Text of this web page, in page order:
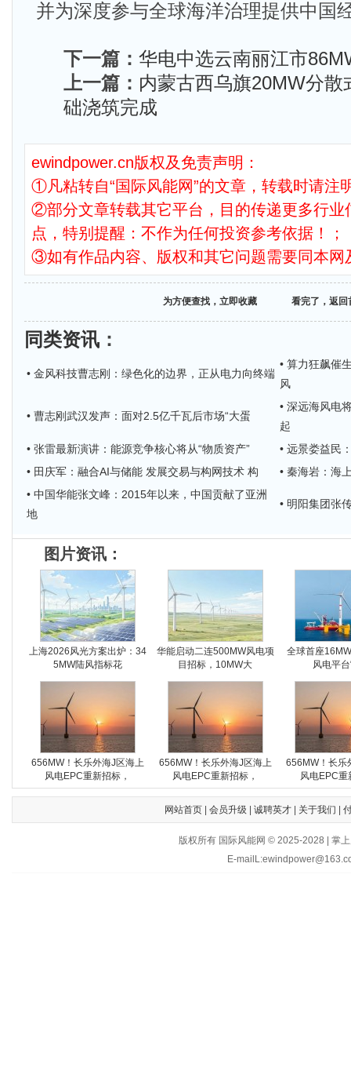
并为深度参与全球海洋治理提供中国
下一篇： 华电中选云南丽江市
上一篇： 内蒙古西乌旗20MW分散
础浇筑完成
ewindpower.cn版权及免责声明：
①凡粘转自“国际风能网”的文章，转载时请注
②部分文章转载其它平台，目的传递更多行业
点，特别提醒：不作为任何投资参考依据！；
③如有作品内容、版权和其它问题需要同本网
为方便查找，立即收藏 看完了，返回
同类资讯 ：
• 金风科技曹志刚：绿色化的边界，正从电力向终端
• 算力狂飙催
风
• 曹志刚武汉发声：面对2.5亿千瓦后市场“大蛋
• 深远海风电
起
• 张雷最新演讲：能源竞争核心将从“物质资产”
• 远景娄益民
• 田庆军：融合AI与储能 发展交易与构网技术 构
• 秦海岩：海
• 中国华能张文峰：2015年以来，中国贡献了亚洲
地
• 明阳集团张
图片资讯：
上海2026风光方案出炉：34
5MW陆风指标花
华能启动二连500MW风电项
目招标，10MW大
全球首座
风电平
656MW！长乐外海J区海上
风电EPC重新招标，
656MW！长乐外海J区海上
风电EPC重新招标，
656MW！长乐
风电EPC重
网站首页| 会员升级 诚聘英才| 关于我们
版权所有 国际风能网 © 2025-2028 | 掌
E-